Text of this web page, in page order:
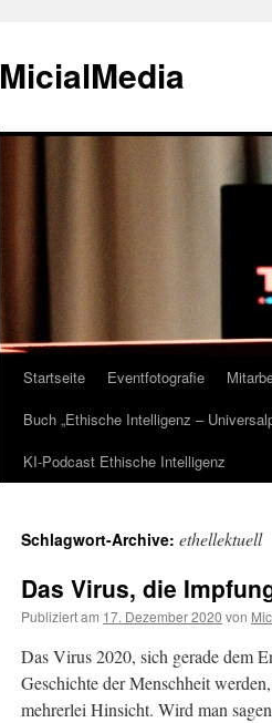
MicialMedia
Zum
Inhalt
springen
Startseite Eventfotografie
Buch „Ethische Intelligenz –
KI-Podcast Ethische Intelligenz
Schlagwort-Archive: ethellektuell
Das Virus, die
Publiziert am 17. Dezember 2020 von
Das Virus 2020, sich gerade dem
Geschichte der Menschheit
mehrerlei Hinsicht. Wird man